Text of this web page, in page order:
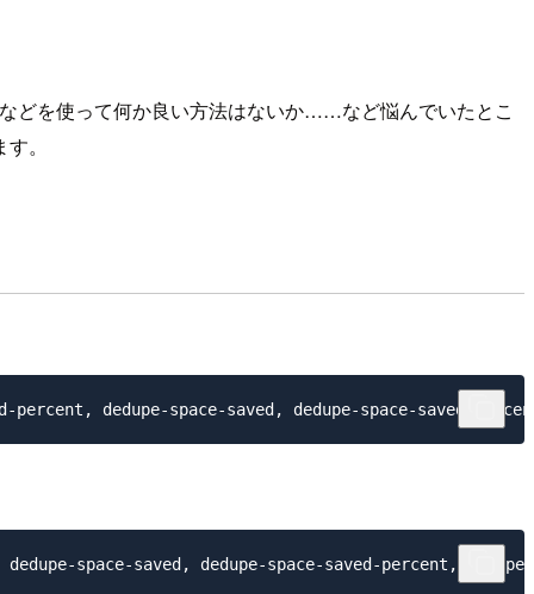
どを使って何か良い方法はないか……など悩んでいたとこ
。